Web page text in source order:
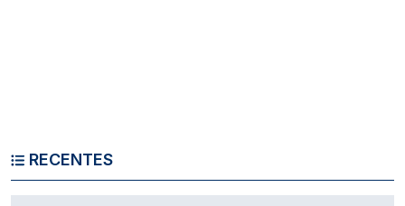
RECENTES